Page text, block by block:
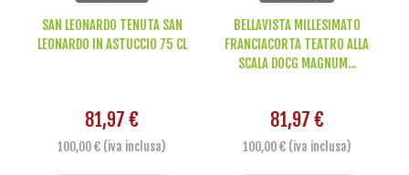
SAN LEONARDO TENUTA SAN
LEONARDO IN ASTUCCIO 75 CL
81,97 €
100,00 € (iva inclusa)
BELLAVISTA MILLESIMATO
FRANCIACORTA TEATRO ALLA
SCALA DOCG MAGNUM...
81,97 €
100,00 € (iva inclusa)